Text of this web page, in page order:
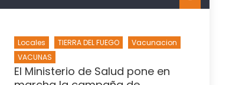
Locales TIERRA DEL FUEGO
Vacunacion
VACUNAS
El Ministerio de Salud pone en